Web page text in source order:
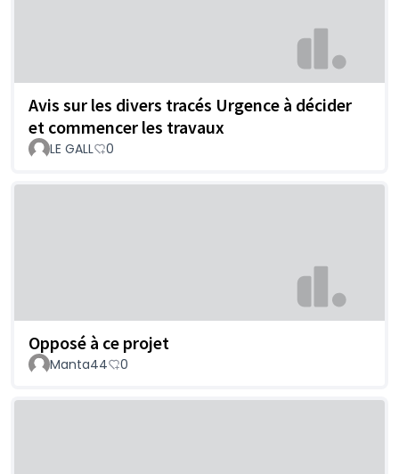
Avis sur les divers tracés Urgence à décider
et commencer les travaux
LE GALL 0
Opposé à ce projet
Manta44 0